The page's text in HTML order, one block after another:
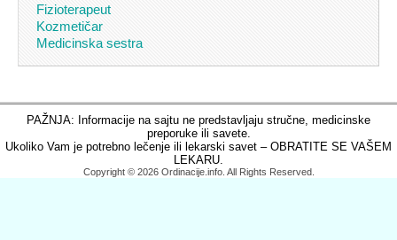
Fizioterapeut
Kozmetičar
Medicinska sestra
PAŽNJA: Informacije na sajtu ne predstavljaju stručne, medicinske
preporuke ili savete.
Ukoliko Vam je potrebno lečenje ili lekarski savet – OBRATITE SE VAŠEM
LEKARU.
Copyright © 2026 Ordinacije.info. All Rights Reserved.